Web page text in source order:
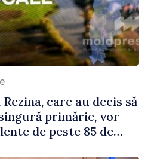
care au decis să
primărie, vor
de peste 85 de